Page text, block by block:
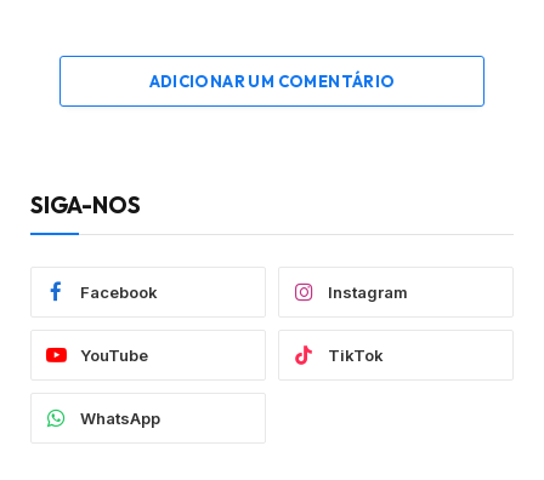
ADICIONAR UM COMENTÁRIO
SIGA-NOS
Facebook Instagram
YouTube TikTok
WhatsApp